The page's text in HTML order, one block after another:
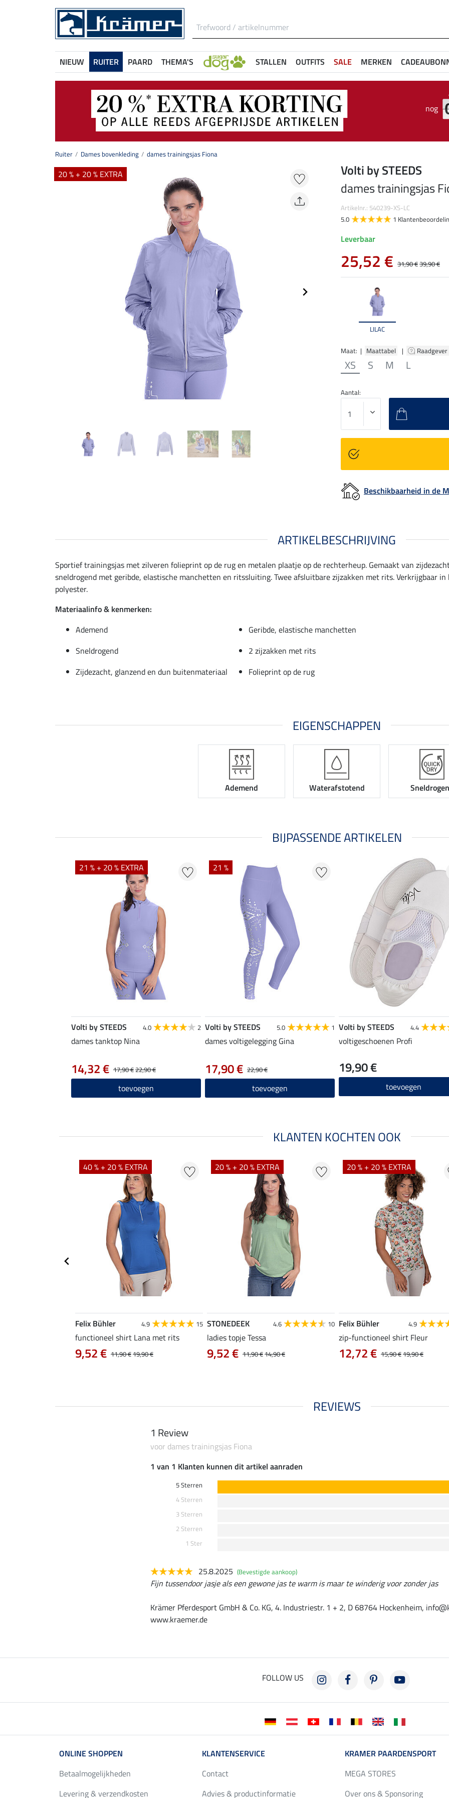
NIEUW RUITER PAARD THEMA'S STALLEN OUTFITS SALE MERKEN
nog
Ruiter Dames bovenkleding dames trainingsjas Fiona
20 % + 20 % EXTRA
LILAC
Maat: | Maattabel | Raadgever
XS S M L
Volti by STEEDS
dames trainingsjas
Artikelnr.: 540239-XS-LC
5.0
1
Leverbaar
25,52 € 31,90 €39,90 €
Aantal:
Beschikbaarheid in de
ARTIKELBESCHRIJVING
Sportief trainingsjas met zilveren folieprint op de rug en metalen plaatje op de rechterheup. Gemaakt van
sneldrogend met geribde, elastische manchetten en ritssluiting. Twee afsluitbare zijzakken met rits. Verkrijgbaar
polyester.
Materiaalinfo & kenmerken:
Ademend
Geribde, elastische manchetten
Sneldrogend
2 zijzakken met rits
Zijdezacht, glanzend en dun buitenmateriaal
Folieprint op de rug
EIGENSCHAPPEN
Ademend Waterafstotend
BIJPASSENDE ARTIKELEN
21 % + 20 % EXTRA
Volti by STEEDS 4.0 2
dames tanktop Nina
17,90 €22,90 €
14,32 €
toevoegen
21 %
Volti by STEEDS 5.0 1
dames voltigelegging Gina
22,90 €
17,90 €
toevoegen
Volti by STEEDS 4.4
voltigeschoenen Profi
19,90 €
toevoegen
KLANTEN KOCHTEN OOK
40 % + 20 % EXTRA
Felix Bühler 4.9 15
functioneel shirt Lana met rits
11,90 €19,90 €
9,52 €
20 % + 20 % EXTRA
STONEDEEK 4.6 10
ladies topje Tessa
11,90 €14,90 €
9,52 €
20 % + 20 % EXTRA
Felix Bühler 4.9
zip-functioneel shirt Fleur
15,90 €19,90 €
12,72 €
REVIEWS
1 Review
voor dames trainingsjas Fiona
1 van 1 Klanten kunnen dit artikel aanraden
5 Sterren
4 Sterren
3 Sterren
2 Sterren
1 Ster
25.8.2025 (Bevestigde aankoop)
Fijn tussendoor jasje als een gewone jas te warm is maar te winderig voor zonder jas
Krämer Pferdesport GmbH & Co. KG, 4. Industriestr. 1 + 2, D 68764 Hockenheim,
www.kraemer.de
FOLLOW US
ONLINE SHOPPEN
Betaalmogelijkheden
Levering & verzendkosten
KLANTENSERVICE
Contact
Advies & productinformatie
KRAMER PAARDENSPORT
MEGA STORES
Over ons & Sponsoring